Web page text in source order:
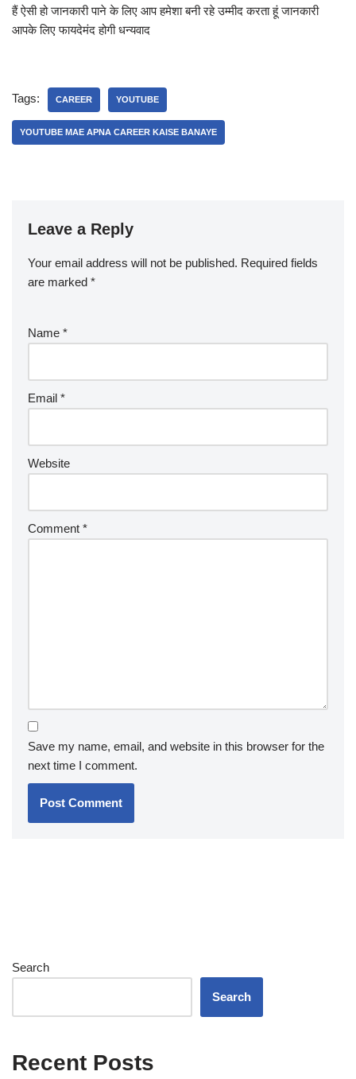
हैं ऐसी हो जानकारी पाने के लिए आप हमेशा बनी रहे उम्मीद करता हूं जानकारी
आपके लिए फायदेमंद होगी धन्यवाद
Tags: CAREER YOUTUBE
YOUTUBE MAE APNA CAREER KAISE BANAYE
Leave a Reply
Your email address will not be published. Required fields
are marked *
Name *
Email *
Website
Comment *
Save my name, email, and website in this browser for the
next time I comment.
Search
Search
Recent Posts